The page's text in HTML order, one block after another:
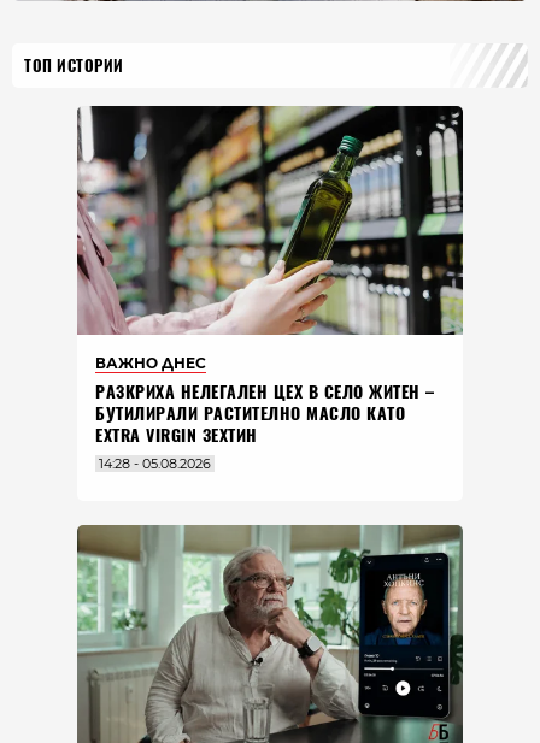
ТОП ИСТОРИИ
ВАЖНО ДНЕС
РАЗКРИХА НЕЛЕГАЛЕН ЦЕХ В СЕЛО ЖИТЕН –
БУТИЛИРАЛИ РАСТИТЕЛНО МАСЛО КАТО
EXTRA VIRGIN ЗЕХТИН
14:28 - 05.08.2026